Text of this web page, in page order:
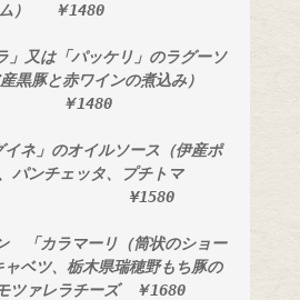
ム）　 ￥1480
」又は「パッケリ」のラグーソ
黒豚と赤ワインの煮込み）
￥1480
イネ」のオイルソース（伊産ポ
パンチェッタ、プチトマ
　　　　　　　　¥1580
　「カラマーリ（筒状のショー
ャベツ、栃木県瑞穂野もち豚の
ツァレラチーズ　￥1680